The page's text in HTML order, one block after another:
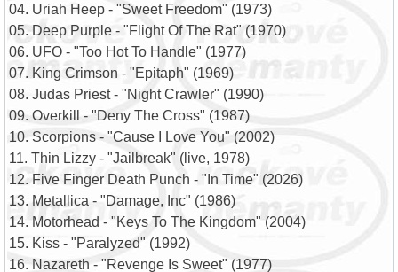
04. Uriah Heep - "Sweet Freedom" (1973)
05. Deep Purple - "Flight Of The Rat" (1970)
06. UFO - "Too Hot To Handle" (1977)
07. King Crimson - "Epitaph" (1969)
08. Judas Priest - "Night Crawler" (1990)
09. Overkill - "Deny The Cross" (1987)
10. Scorpions - "Cause I Love You" (2002)
11. Thin Lizzy - "Jailbreak" (live, 1978)
12. Five Finger Death Punch - "In Time" (2026)
13. Metallica - "Damage, Inc" (1986)
14. Motorhead - "Keys To The Kingdom" (2004)
15. Kiss - "Paralyzed" (1992)
16. Nazareth - "Revenge Is Sweet" (1977)